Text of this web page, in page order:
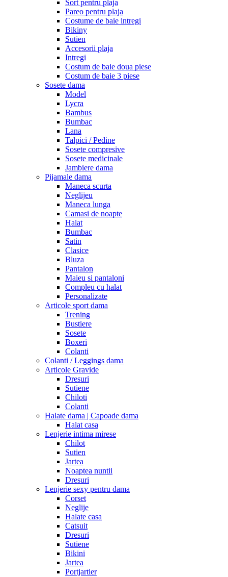
Sort pentru plaja
Pareo pentru plaja
Costume de baie intregi
Bikiny
Sutien
Accesorii plaja
Intregi
Costum de baie doua piese
Costum de baie 3 piese
Sosete dama
Model
Lycra
Bambus
Bumbac
Lana
Talpici / Pedine
Sosete compresive
Sosete medicinale
Jambiere dama
Pijamale dama
Maneca scurta
Neglijeu
Maneca lunga
Camasi de noapte
Halat
Bumbac
Satin
Clasice
Bluza
Pantalon
Maieu si pantaloni
Compleu cu halat
Personalizate
Articole sport dama
Trening
Bustiere
Sosete
Boxeri
Colanti
Colanti / Leggings dama
Articole Gravide
Dresuri
Sutiene
Chiloti
Colanti
Halate dama | Capoade dama
Halat casa
Lenjerie intima mirese
Chilot
Sutien
Jartea
Noaptea nuntii
Dresuri
Lenjerie sexy pentru dama
Corset
Neglije
Halate casa
Catsuit
Dresuri
Sutiene
Bikini
Jartea
Portjartier